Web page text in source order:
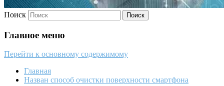
Поиск
Главное меню
Перейти к основному содержимому
Главная
Назван способ очистки поверхности смартфона